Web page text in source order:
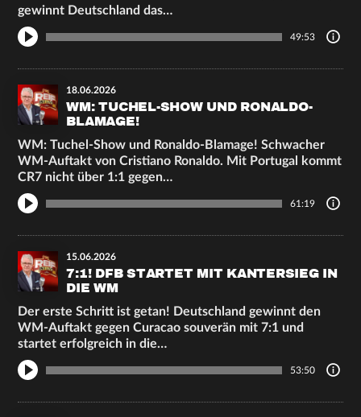
gewinnt Deutschland das…
49:53
18.06.2026
WM: TUCHEL-SHOW UND RONALDO-
BLAMAGE!
WM: Tuchel-Show und Ronaldo-Blamage! Schwacher
WM-Auftakt von Cristiano Ronaldo. Mit Portugal kommt
CR7 nicht über 1:1 gegen…
61:19
15.06.2026
7:1! DFB STARTET MIT KANTERSIEG IN
DIE WM
Der erste Schritt ist getan! Deutschland gewinnt den
WM-Auftakt gegen Curacao souverän mit 7:1 und
startet erfolgreich in die…
53:50